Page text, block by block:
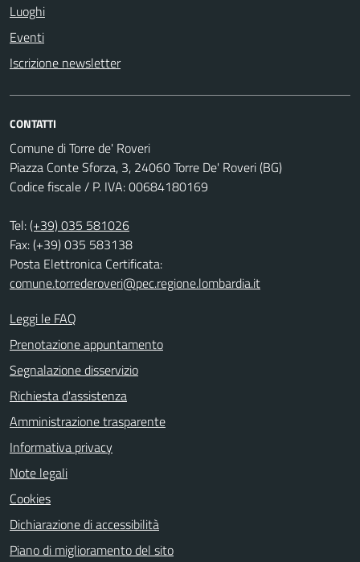
Luoghi
Eventi
Iscrizione newsletter
CONTATTI
Comune di Torre de' Roveri
Piazza Conte Sforza, 3, 24060 Torre De' Roveri (BG)
Codice fiscale / P. IVA: 00684180169
Tel:(+39) 035 581026
Fax: (+39) 035 583138
Posta Elettronica Certificata:
comune.torrederoveri@pec.regione.lombardia.it
Leggi le FAQ
Prenotazione appuntamento
Segnalazione disservizio
Richiesta d'assistenza
Amministrazione trasparente
Informativa privacy
Note legali
Cookies
Dichiarazione di accessibilità
Piano di miglioramento del sito